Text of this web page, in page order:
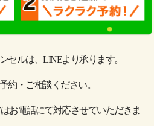
ルは、LINEより承ります。
約・ご相談ください。
お電話にて対応させていただきま